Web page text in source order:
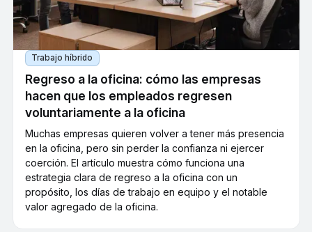
Trabajo híbrido
Regreso a la oficina: cómo las empresas
hacen que los empleados regresen
voluntariamente a la oficina
Muchas empresas quieren volver a tener más presencia
en la oficina, pero sin perder la confianza ni ejercer
coerción. El artículo muestra cómo funciona una
estrategia clara de regreso a la oficina con un
propósito, los días de trabajo en equipo y el notable
valor agregado de la oficina.